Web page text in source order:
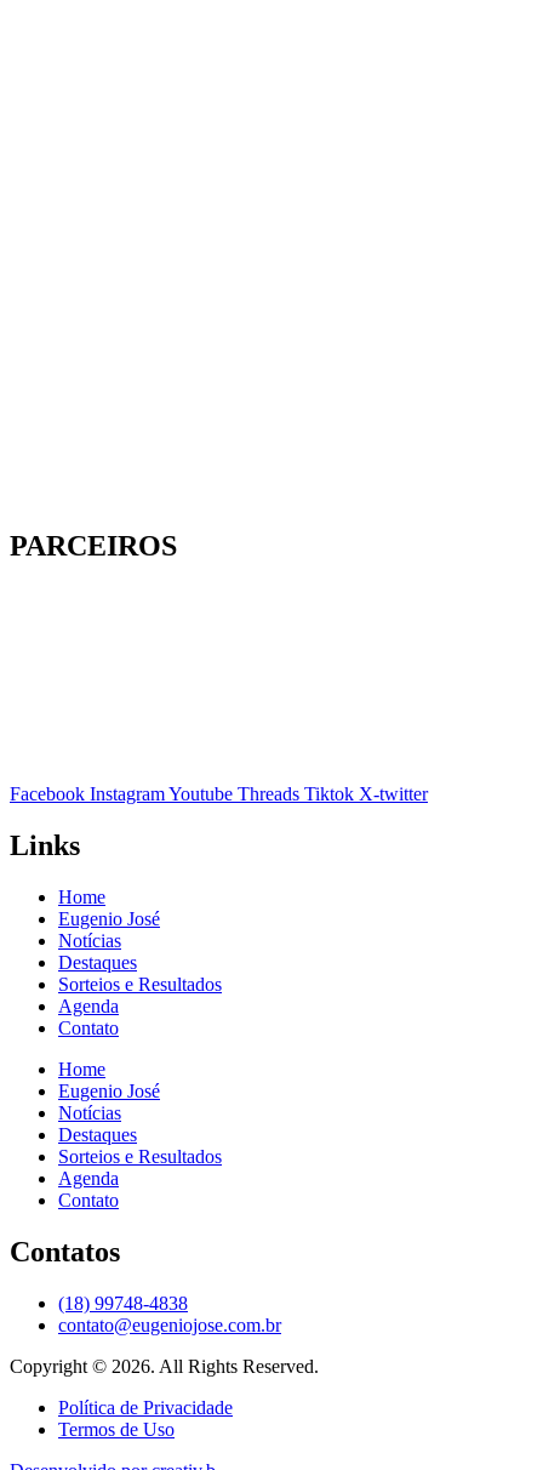
PARCEIROS
Facebook InstagramYoutube Threads Tiktok X-twitter
Links
Home
Eugenio José
Notícias
Destaques
Sorteios e Resultados
Agenda
Contato
Home
Eugenio José
Notícias
Destaques
Sorteios e Resultados
Agenda
Contato
Contatos
(18) 99748-4838
contato@eugeniojose.com.br
Copyright © 2026. All Rights Reserved.​
Política de Privacidade
Termos de Uso